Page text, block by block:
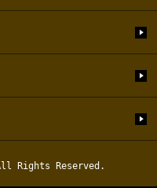
Rights Reserved.